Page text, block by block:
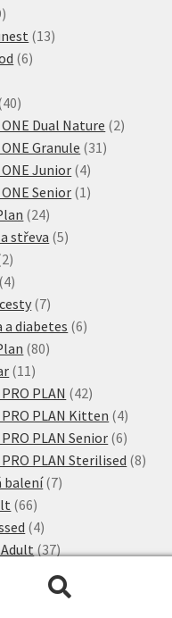
19
produktů
1313
66
4040
produktů
Dual Nature 22
Granule 31 31
Junior 44
produkty
Senior 1 1
2424
produktů
střeva 55
22
produkty
44
produkty
77
produktů
a diabetes 66
8080
11 11
produktů
PLAN 4242
produktů
PRO PLAN Kitten 44
produkty
PLAN Senior 66
produktů
PLAN Sterilised 88
balení 77
6666
produktů
44
produkty
3737
4
produkty
11